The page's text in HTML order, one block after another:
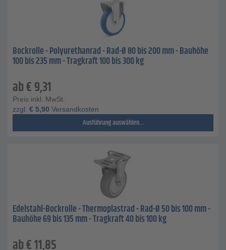
Bockrolle - Polyurethanrad - Rad-Ø 80 bis 200 mm - Bauhöhe
100 bis 235 mm - Tragkraft 100 bis 300 kg
ab€9,31
Preis inkl. MwSt.
zzgl. € 5,90 Versandkosten
Ausführung auswählen...
Edelstahl-Bockrolle - Thermoplastrad - Rad-Ø 50 bis 100 mm -
Bauhöhe 69 bis 135 mm - Tragkraft 40 bis 100 kg
ab€11,85